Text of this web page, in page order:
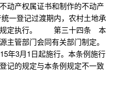
动产权属证书和制作的不动产
登记过渡期内，农村土地承
规定执行。 第三十四条 本
主管部门会同有关部门制定。
3月1日起施行。本条例施行
记的规定与本条例规定不一致